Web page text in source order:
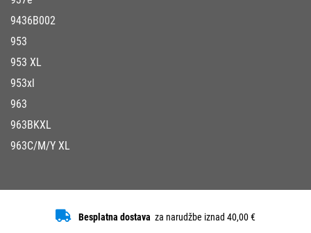
9436B002
953
953 XL
953xl
963
963BKXL
963C/M/Y XL
Besplatna dostava za narudžbe iznad 40,00 €